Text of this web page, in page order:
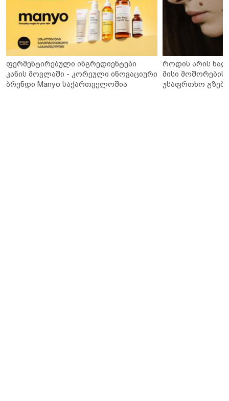
ფერმენტირებული ინგრედიენტები
კანის მოვლაში - კორეული ინოვაციური
ბრენდი Manyo საქართველოშია
როდის არის
მისი მოშორების
უსაფრთხო გზები